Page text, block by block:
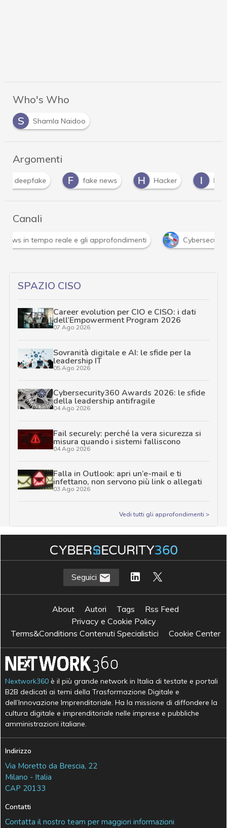
Who's Who
S
Shamla Naidoo
Argomenti
F
fake news H Hacker Intelligenza
Canali
Attacchi hacker e Malware: le ultime news in tempo
SPAZIO CISO
Career evolution per CIO e CISO: i dati
dell’Empowerment Program 2026
07 Ago 2026
Sovranità digitale e AI: le sfide per la
leadership IT
05 Ago 2026
Cybersecurity360 Awards 2026: le sfide
della leadership antifragile
04 Ago 2026
Fail securely: perché la vera sicurezza si
misura quando i sistemi falliscono
04 Ago 2026
Falla in Outlook: apri un’e-mail e ti
infettano, non servono più link o allegati
03 Ago 2026
Vedi tutti gli approfondimenti >
Seguici
About Autori Tags
Rss Feed
Privacy e Cookie Policy
Terms&Conditions Contenuti Specialistici
Cookie Center
Nextwork360 è il più grande network in Italia di testate e portali
B2B dedicati ai temi della Trasformazione Digitale e
dell’Innovazione Imprenditoriale. Ha la missione di diffondere la
cultura digitale e imprenditoriale nelle imprese e pubbliche
amministrazioni italiane.
Indirizzo
Via Moretto da Brescia, 22
Milano - Italia
CAP 20133
Contatti
Contatta il nostro team per maggiori informazioni